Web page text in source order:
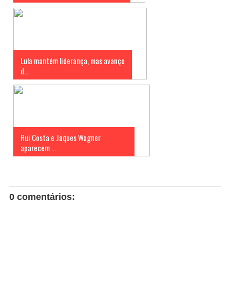
Lula mantém liderança, mas avanço
d...
Rui Costa e Jaques Wagner
aparecem ...
0 comentários: